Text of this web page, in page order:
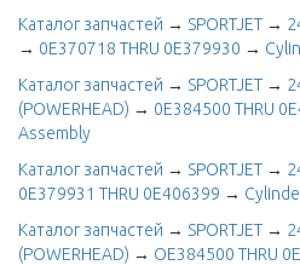
Каталог запчастей → SPORTJET →
→ 0E370718 THRU 0E379930 →
Каталог запчастей → SPORTJET →
(POWERHEAD) → 0E384500 THRU
Assembly
Каталог запчастей → SPORTJET →
0E379931 THRU 0E406399 →
Каталог запчастей → SPORTJET →
(POWERHEAD) → OE384500 THRU